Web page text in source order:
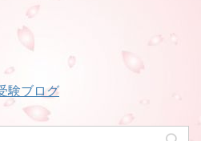
験ブログ